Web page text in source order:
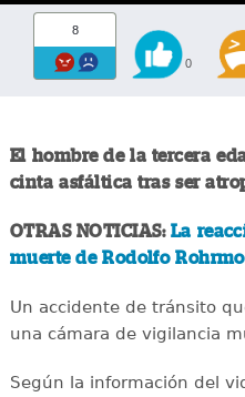
8
0
El hombre de la tercera
cinta asfáltica tras ser
OTRAS NOTICIAS: La
muerte de Rodolfo
Un accidente de tránsito
una cámara de vigilancia
Según la información del